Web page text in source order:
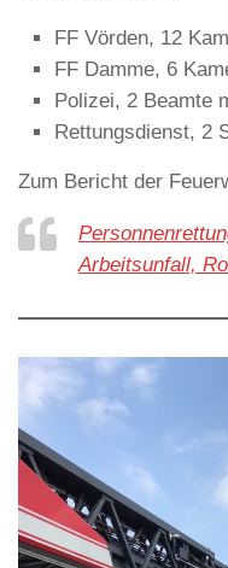
FF Vörden, 12
FF Damme, 6
Polizei, 2 Beamte
Rettungsdienst, 2
Zum Bericht der
Arbeitsunfall,